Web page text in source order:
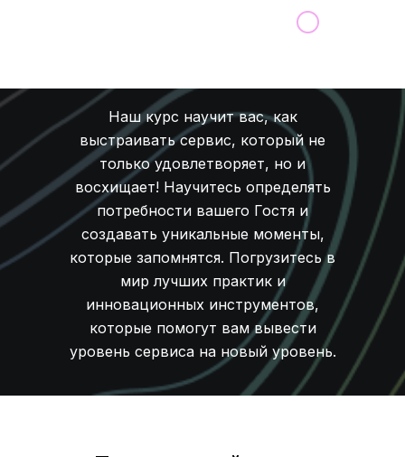
Наш курс научит вас, как
выстраивать сервис, который не
только удовлетворяет, но и
восхищает! Научитесь определять
потребности вашего Гостя и
создавать уникальные моменты,
которые запомнятся. Погрузитесь в
мир лучших практик и
инновационных инструментов,
которые помогут вам вывести
уровень сервиса на новый уровень.